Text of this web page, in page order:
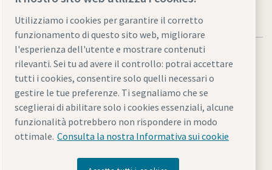
Note legali e informativa sulla privacy
Gestione preferenze cookiesAccessibilitàMappa del sito
© 2026 Atlas Copco
Utilizziamo i cookies per garantire il corretto
funzionamento di questo sito web, migliorare
l'esperienza dell'utente e mostrare contenuti
rilevanti. Sei tu ad avere il controllo: potrai accettare
tutti i cookies, consentire solo quelli necessari o
gestire le tue preferenze. Ti segnaliamo che se
sceglierai di abilitare solo i cookies essenziali, alcune
funzionalità potrebbero non rispondere in modo
ottimale. Consulta la nostra Informativa sui cookie